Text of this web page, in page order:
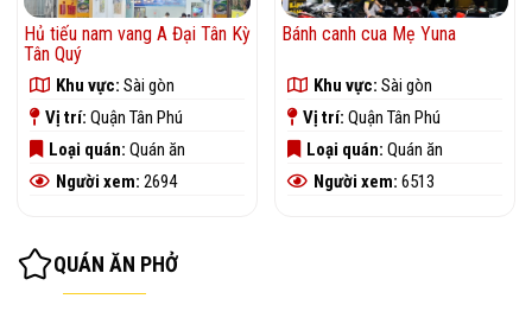
Hủ tiếu nam vang A Đại Tân Kỳ
Tân Quý
Khu vực: Sài gòn
Vị trí: Quận Tân Phú
Loại quán: Quán ăn
Người xem: 2694
Bánh canh cua Mẹ Yuna
Khu vực: Sài gòn
Vị trí: Quận Tân Phú
Loại quán: Quán ăn
Người xem: 6513
QUÁN ĂN PHỞ